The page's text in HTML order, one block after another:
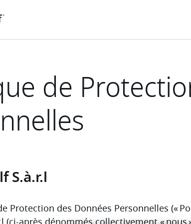
de
S.à.r.l
Protection des Données Personnelles («